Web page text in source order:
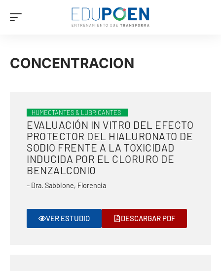
CONCENTRACION
HUMECTANTES & LUBRICANTES
EVALUACIÓN IN VITRO DEL EFECTO
PROTECTOR DEL HIALURONATO DE
SODIO FRENTE A LA TOXICIDAD
INDUCIDA POR EL CLORURO DE
BENZALCONIO
– Dra. Sabbione, Florencia
VER ESTUDIO DESCARGAR PDF